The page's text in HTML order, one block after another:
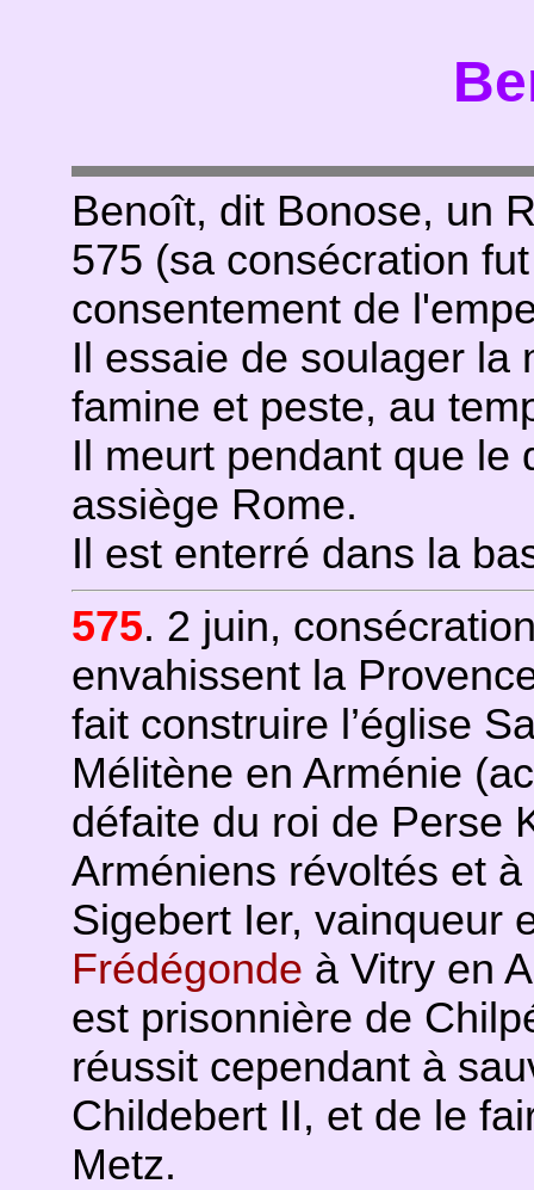
Benoît, dit Bonose, un
575 (sa consécration
consentement de
Il essaie de soulager la
famine et peste, au
Il meurt pendant que le
assiège Rome.
Il est enterré dans la
575. 2 juin,
envahissent la
fait construire l’église
Mélitène en Arménie
défaite du roi de Perse
Arméniens révoltés et
Sigebert Ier, vainqueur
Frédégonde à Vitry en
est prisonnière de
réussit cependant à
Childebert II, et de le
Metz.